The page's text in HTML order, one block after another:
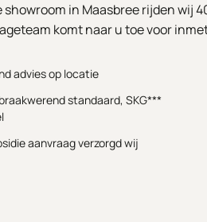
showroom in Maasbree rijden wij
komt naar u toe voor
advies op locatie
standaard, SKG***
aanvraag verzorgd wij